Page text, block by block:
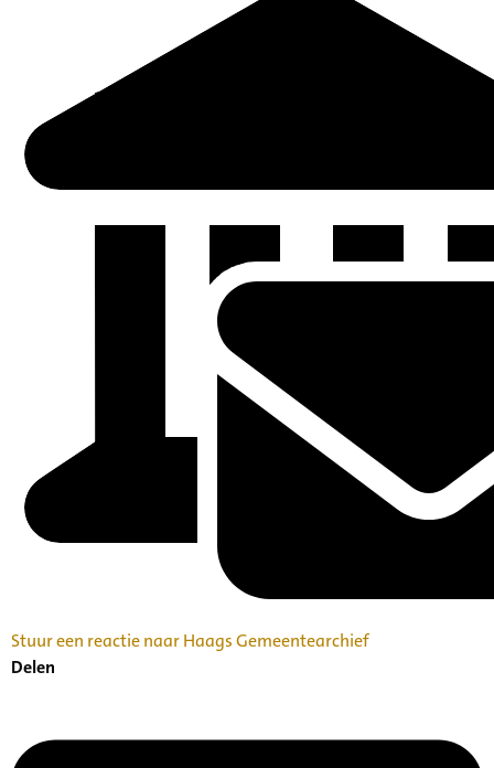
Stuur een reactie naar Haags Gemeentearchief
Delen